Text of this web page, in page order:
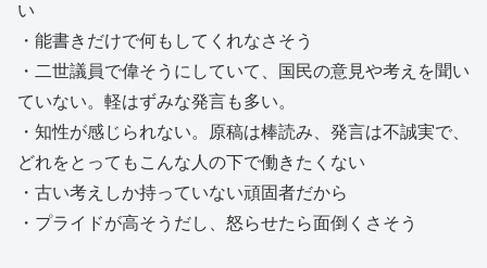
い
・能書きだけで何もしてくれなさそう
・二世議員で偉そうにしていて、国民の意見や考えを聞い
ていない。軽はずみな発言も多い。
・知性が感じられない。原稿は棒読み、発言は不誠実で、
どれをとってもこんな人の下で働きたくない
・古い考えしか持っていない頑固者だから
・プライドが高そうだし、怒らせたら面倒くさそう